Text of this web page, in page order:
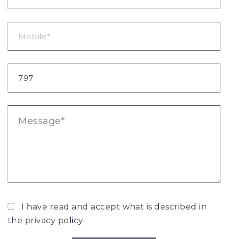
I have read and accept what is described in
the privacy policy